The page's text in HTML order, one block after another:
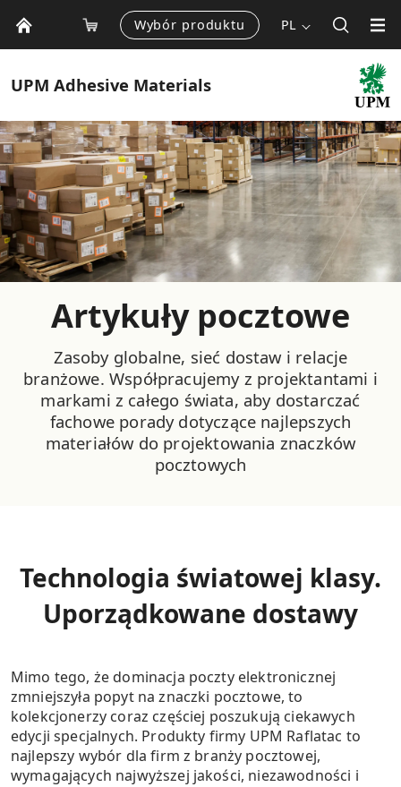
Wybór produktu PL
UPM Adhesive Materials
Artykuły pocztowe
Zasoby globalne, sieć dostaw i relacje
branżowe. Współpracujemy z projektantami i
markami z całego świata, aby dostarczać
fachowe porady dotyczące najlepszych
materiałów do projektowania znaczków
pocztowych
Technologia światowej klasy.
Uporządkowane dostawy
Mimo tego, że dominacja poczty elektronicznej
zmniejszyła popyt na znaczki pocztowe, to
kolekcjonerzy coraz częściej poszukują ciekawych
edycji specjalnych. Produkty firmy UPM Raflatac to
najlepszy wybór dla firm z branży pocztowej,
wymagających najwyższej jakości, niezawodności i